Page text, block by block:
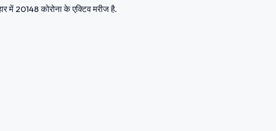
में 20148 कोरोना के एक्टिव मरीज है.